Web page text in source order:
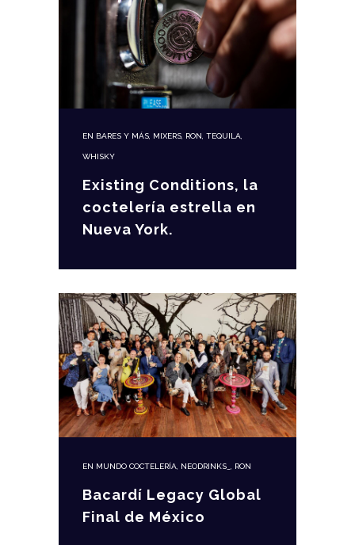
EN BARES Y MÁS MIXERS RON TEQUILA
WHISKY
Existing Conditions, la
coctelería estrella en
Nueva York.
EN MUNDO COCTELERÍA, NEODRINKS_ , RON
Bacardí Legacy Global
Final de México